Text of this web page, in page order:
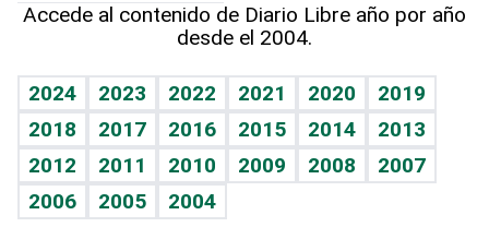
Vida y familia
Eñe
Celebrando la vida
Sin complejos
TBT Deportivo
Guía del dinero
Horóscopos
Crucigramas
Accede al contenido de Diario Libre año por año
desde el 2004.
2024 2023 2022 2021 2020
2019
2018
2017 2016 2015 2014
2013
2012
2011 2010 2009 2008
2007
2006
2005 2004